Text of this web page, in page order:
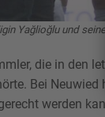
Yağlioğlu und
die in den
Bei
werden